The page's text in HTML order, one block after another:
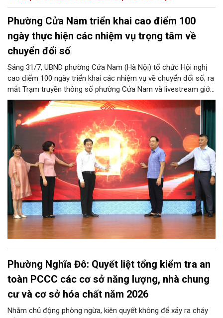
Phường Cửa Nam triển khai cao điểm 100
ngày thực hiện các nhiệm vụ trọng tâm về
chuyển đổi số
Sáng 31/7, UBND phường Cửa Nam (Hà Nội) tổ chức Hội nghị
cao điểm 100 ngày triển khai các nhiệm vụ về chuyển đổi số; ra
mắt Trạm truyền thông số phường Cửa Nam và livestream giới
thiệu các sản phẩm du lịch gắn với di sản, văn hóa kiến trúc
trên địa bàn.
Phường Nghĩa Đô: Quyết liệt tổng kiểm tra an
toàn PCCC các cơ sở năng lượng, nhà chung
cư và cơ sở hóa chất năm 2026
Nhằm chủ động phòng ngừa, kiên quyết không để xảy ra cháy